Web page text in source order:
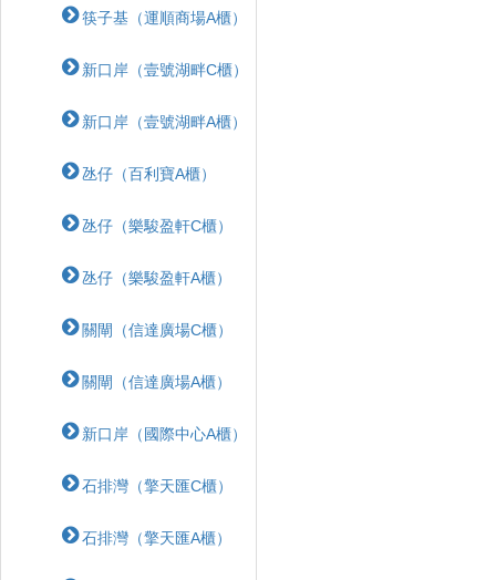
筷子基（運順商場A櫃）
新口岸（壹號湖畔C櫃）
新口岸（壹號湖畔A櫃）
氹仔（百利寶A櫃）
氹仔（樂駿盈軒C櫃）
氹仔（樂駿盈軒A櫃）
關閘（信達廣場C櫃）
關閘（信達廣場A櫃）
新口岸（國際中心A櫃）
石排灣（擎天匯C櫃）
石排灣（擎天匯A櫃）